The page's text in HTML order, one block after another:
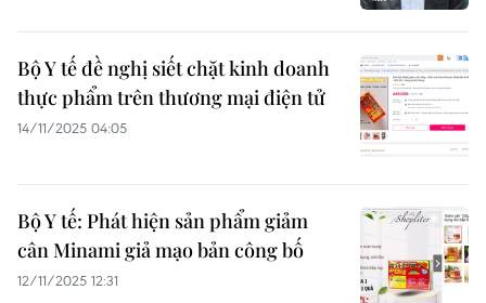
Bộ Y tế đề nghị siết chặt kinh doanh
thực phẩm trên thương mại điện tử
14/11/2025 04:05
Bộ Y tế: Phát hiện sản phẩm giảm
cân Minami giả mạo bản công bố
12/11/2025 12:31